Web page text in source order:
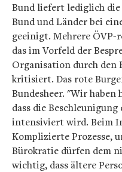
Bund liefert lediglich die
Bund und Länder bei
geeinigt. Mehrere ÖVP-
das im Vorfeld der
Organisation durch den
kritisiert. Das rote
Bundesheer. "Wir
dass die
intensiviert wird. Beim
Komplizierte Prozesse,
Bürokratie dürfen dem
wichtig, dass ältere